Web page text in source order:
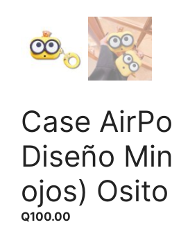
Case
Diseño
ojos) Osito
Q100.00